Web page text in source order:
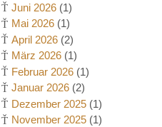
Juni 2026 (1)
Mai 2026 (1)
April 2026 (2)
März 2026 (1)
Februar 2026 (1)
Januar 2026 (2)
Dezember 2025 (1)
November 2025 (1)